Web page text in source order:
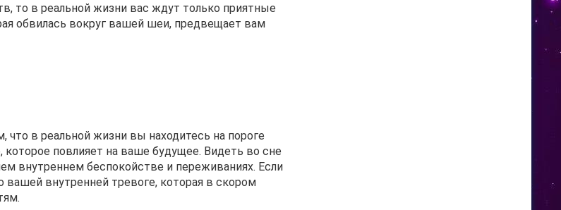
то в реальной жизни вас ждут только приятные
обвилась вокруг вашей шеи, предвещает вам
в реальной жизни вы находитесь на пороге
которое повлияет на ваше будущее. Видеть во сне
внутреннем беспокойстве и переживаниях. Если
внутренней тревоге, которая в скором